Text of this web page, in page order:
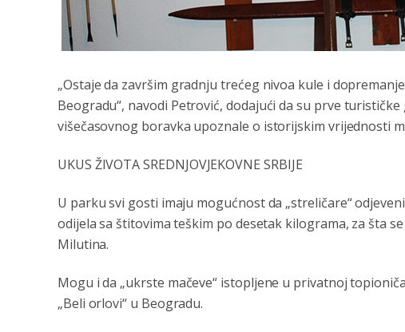
„Ostaje da završim gradnju trećeg nivoa kule i
Beogradu“, navodi Petrović, dodajući da su prve
višečasovnog boravka upoznale o istorijskim vrijednosti
UKUS ŽIVOTA SREDNJOVJEKOVNE SRBIJE
U parku svi gosti imaju mogućnost da „streličare“
odijela sa štitovima teškim po desetak kilograma, za šta
Milutina.
Mogu i da „ukrste mačeve“ istopljene u privatnoj
„Beli orlovi“ u Beogradu.